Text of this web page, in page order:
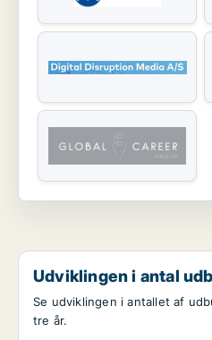
Udviklingen i antal
Se udviklingen i antallet af
tre år.